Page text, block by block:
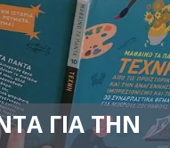
ΓΙΑ ΤΗΝ